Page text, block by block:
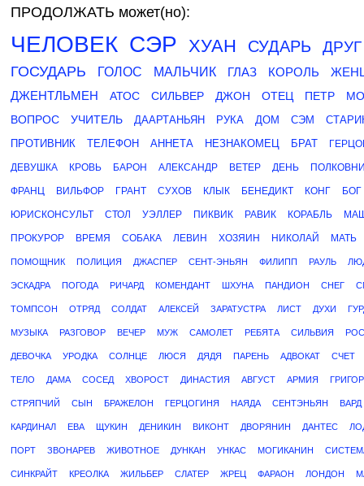
ПРОДОЛЖАТЬ может(но):
ЧЕЛОВЕК СЭР ХУАН СУДАРЬ ДРУГ
ГОСУДАРЬ ГОЛОС МАЛЬЧИК ГЛАЗ КОРОЛЬ
ДЖЕНТЛЬМЕН
АТОС СИЛЬВЕР ДЖОН ОТЕЦ ПЕТР
ВОПРОС
УЧИТЕЛЬ ДААРТАНЬЯН РУКА ДОМ СЭМ
ПРОТИВНИК
ТЕЛЕФОН АННЕТА НЕЗНАКОМЕЦ БРАТ
ДЕВУШКА КРОВЬ БАРОН АЛЕКСАНДР ВЕТЕР ДЕНЬ
ФРАНЦ ВИЛЬФОР ГРАНТ СУХОВ КЛЫК БЕНЕДИКТ КОНГ БОГ
ЮРИСКОНСУЛЬТ СТОЛ УЭЛЛЕР ПИКВИК РАВИК КОРАБЛЬ
ПРОКУРОР ВРЕМЯ СОБАКА ЛЕВИН ХОЗЯИН НИКОЛАЙ МАТЬ
ПОМОЩНИК ПОЛИЦИЯ ДЖАСПЕР СЕНТ-ЭНЬЯН ФИЛИПП РАУЛЬ
ЭСКАДРА ПОГОДА РИЧАРД КОМЕНДАНТ ШХУНА ПАНДИОН СНЕГ
ТОМПСОН ОТРЯД СОЛДАТ АЛЕКСЕЙ ЗАРАТУСТРА ЛИСТ ДУХИ
МУЗЫКА РАЗГОВОР ВЕЧЕР МУЖ САМОЛЕТ РЕБЯТА СИЛЬВИЯ
ДЕВОЧКА УРОДКА СОЛНЦЕ ЛЮСЯ ДЯДЯ ПАРЕНЬ АДВОКАТ СЧЕТ
ТЕЛО ДАМА СОСЕД ХВОРОСТ ДИНАСТИЯ АВГУСТ АРМИЯ
СТРЯПЧИЙ СЫН БРАЖЕЛОН ГЕРЦОГИНЯ НАЯДА СЕНТЭНЬЯН ВАРД
КАРДИНАЛ ЕВА ЩУКИН ДЕНИКИН ВИКОНТ ДВОРЯНИН ДАНТЕС
ПОРТ ЗВОНАРЕВ ЖИВОТНОЕ ДУНКАН УНКАС МОГИКАНИН
СИНКРАЙТ КРЕОЛКА ЖИЛЬБЕР СЛАТЕР ЖРЕЦ ФАРАОН ЛОНДОН